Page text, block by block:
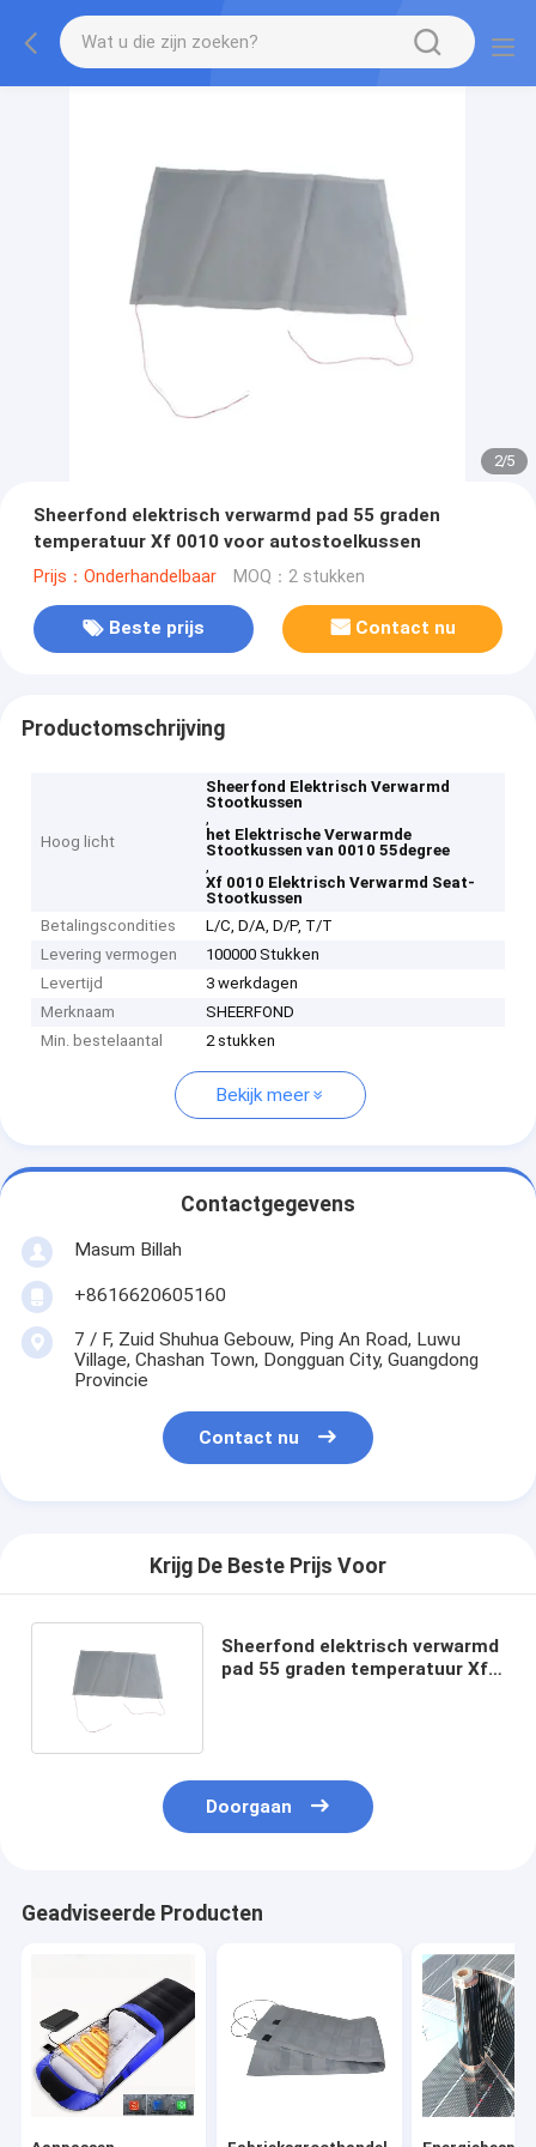
2/5
Sheerfond elektrisch verwarmd pad 55 graden
temperatuur Xf 0010 voor autostoelkussen
Prijs：Onderhandelbaar MOQ：2 stukken
Beste prijs Contact nu
Productomschrijving
Hoog licht
Sheerfond Elektrisch Verwarmd
Stootkussen
,
het Elektrische Verwarmde
Stootkussen van 0010 55degree
,
Xf 0010 Elektrisch Verwarmd Seat-
Stootkussen
Betalingscondities
L/C, D/A, D/P, T/T
Levering vermogen
100000 Stukken
Levertijd
3 werkdagen
Merknaam
SHEERFOND
Min. bestelaantal
2 stukken
Bekijk meer
Contactgegevens
Masum Billah
+8616620605160
7 / F, Zuid Shuhua Gebouw, Ping An Road, Luwu
Village, Chashan Town, Dongguan City, Guangdong
Provincie
Contact nu
Krijg De Beste Prijs Voor
Sheerfond elektrisch verwarmd
pad 55 graden temperatuur Xf
Doorgaan
Geadviseerde Producten